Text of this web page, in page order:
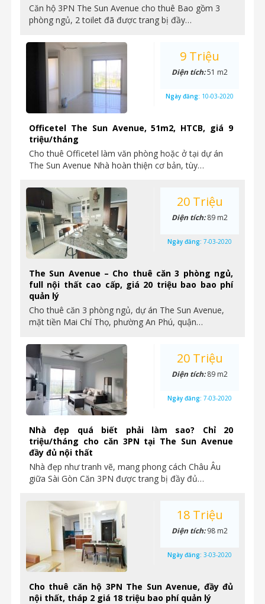
Căn hộ 3PN The Sun Avenue cho thuê Bao gồm 3
phòng ngủ, 2 toilet đã được trang bị đầy…
Officetel The Sun Avenue, 51m2, HTCB, giá 9
triệu/tháng
Cho thuê Officetel làm văn phòng hoặc ở tại dự án
The Sun Avenue Nhà hoàn thiện cơ bản, tùy…
9 Triệu
Diện tích:51 m2
Ngày đăng: 10-03-2020
The Sun Avenue – Cho thuê căn 3 phòng ngủ,
full nội thất cao cấp, giá 20 triệu bao bao phí
quản lý
Cho thuê căn 3 phòng ngủ, dự án The Sun Avenue,
mặt tiền Mai Chí Thọ, phường An Phú, quận…
20 Triệu
Diện tích:89 m2
Ngày đăng: 7-03-2020
Nhà đẹp quá biết phải làm sao? Chỉ 20
triệu/tháng cho căn 3PN tại The Sun Avenue
đầy đủ nội thất
Nhà đẹp như tranh vẽ, mang phong cách Châu Âu
giữa Sài Gòn Căn 3PN được trang bị đầy đủ…
20 Triệu
Diện tích:89 m2
Ngày đăng: 7-03-2020
Cho thuê căn hộ 3PN The Sun Avenue, đầy đủ
nội thất, tháp 2 giá 18 triệu bao phí quản lý
18 Triệu
Diện tích:98 m2
Ngày đăng: 3-03-2020